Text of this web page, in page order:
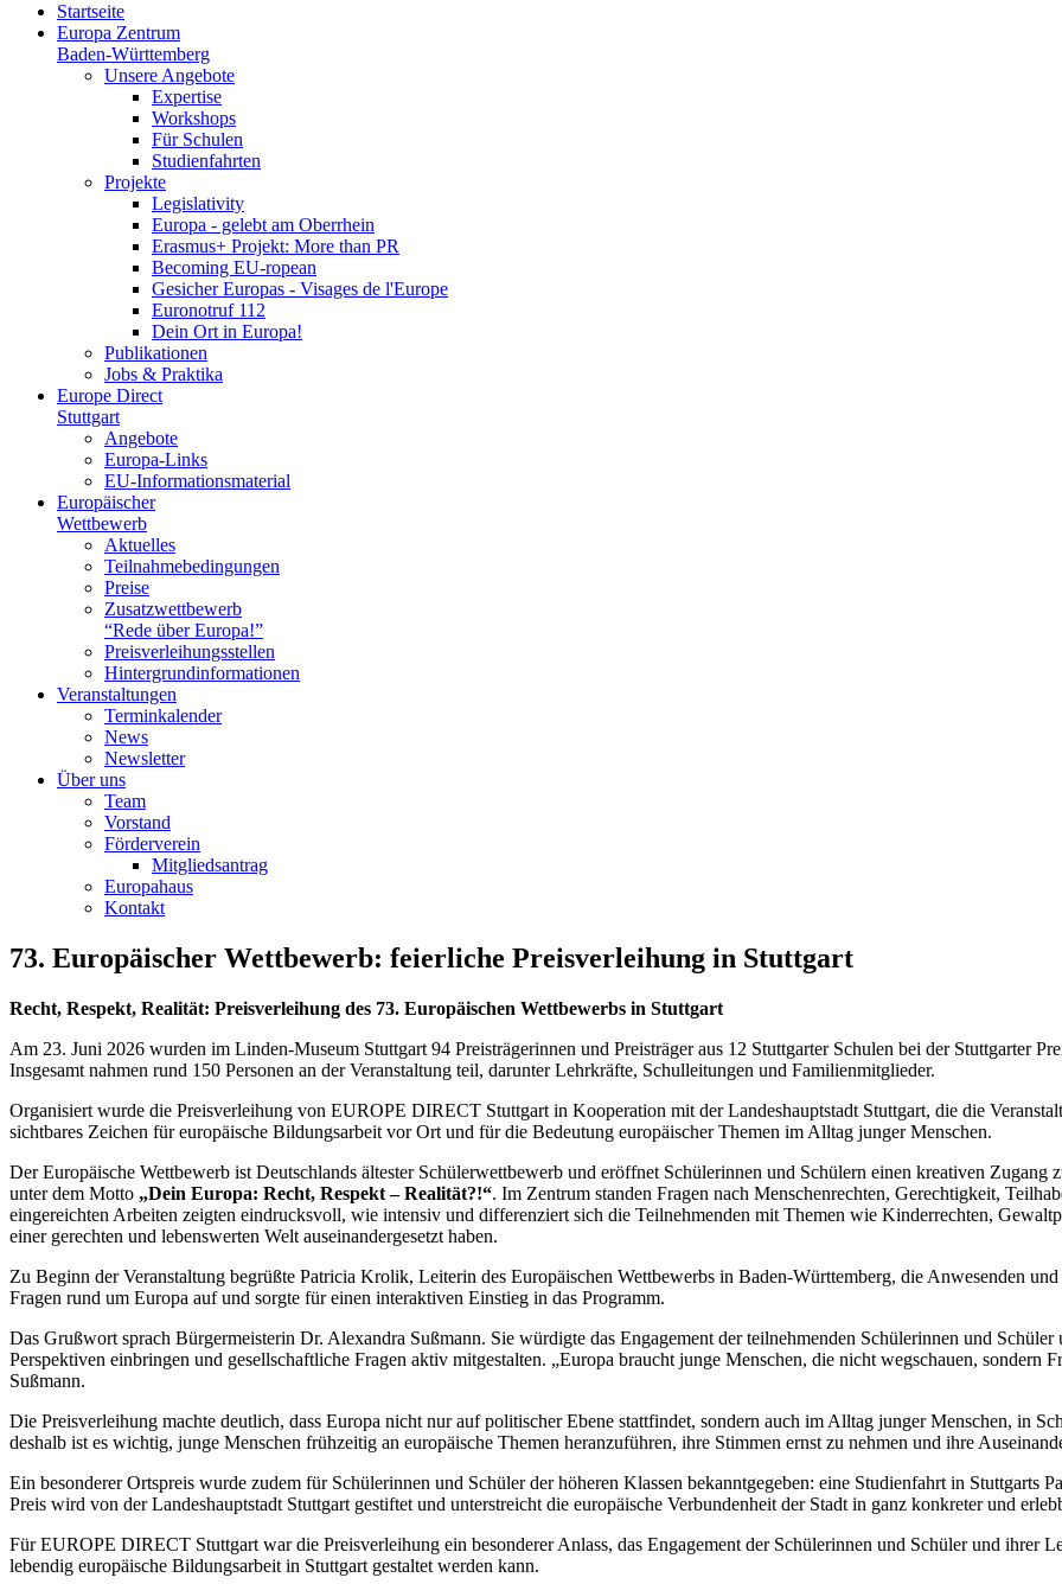
Startseite
Europa Zentrum
Baden-Württemberg
Unsere Angebote
Expertise
Workshops
Für Schulen
Studienfahrten
Projekte
Legislativity
Europa - gelebt am Oberrhein
Erasmus+ Projekt: More than PR
Becoming EU-ropean
Gesicher Europas - Visages de l'Europe
Euronotruf 112
Dein Ort in Europa!
Publikationen
Jobs & Praktika
Europe Direct
Stuttgart
Angebote
Europa-Links
EU-Informationsmaterial
Europäischer
Wettbewerb
Aktuelles
Teilnahme­bedingungen
Preise
Zusatzwettbewerb
“Rede über Europa!”
Preisverleihungsstellen
Hintergrundinformationen
Veranstaltungen
Terminkalender
News
Newsletter
Über uns
Team
Vorstand
Förderverein
Mitgliedsantrag
Europahaus
Kontakt
73. Europäischer Wettbewerb: feierliche Preisverleihung in Stuttgart
Recht, Respekt, Realität: Preisverleihung des 73. Europäischen Wettbewerbs in Stuttgart
Am 23. Juni 2026 wurden im Linden-Museum Stuttgart 94 Preisträgerinnen und Preisträger aus 12 Stuttgarter Schulen bei der Stuttgarter
Insgesamt nahmen rund 150 Personen an der Veranstaltung teil, darunter Lehrkräfte, Schulleitungen und Familienmitglieder.
Organisiert wurde die Preisverleihung von EUROPE DIRECT Stuttgart in Kooperation mit der Landeshauptstadt Stuttgart, die die
sichtbares Zeichen für europäische Bildungsarbeit vor Ort und für die Bedeutung europäischer Themen im Alltag junger Menschen.
Der Europäische Wettbewerb ist Deutschlands ältester Schülerwettbewerb und eröffnet Schülerinnen und Schülern einen kreativen
unter dem Motto „Dein Europa: Recht, Respekt – Realität?!“. Im Zentrum standen Fragen nach Menschenrechten, Gerechtigkeit,
eingereichten Arbeiten zeigten eindrucksvoll, wie intensiv und differenziert sich die Teilnehmenden mit Themen wie Kinderrechten,
einer gerechten und lebenswerten Welt auseinandergesetzt haben.
Zu Beginn der Veranstaltung begrüßte Patricia Krolik, Leiterin des Europäischen Wettbewerbs in Baden-Württemberg, die Anwesenden
Fragen rund um Europa auf und sorgte für einen interaktiven Einstieg in das Programm.
Das Grußwort sprach Bürgermeisterin Dr. Alexandra Sußmann. Sie würdigte das Engagement der teilnehmenden Schülerinnen und
Perspektiven einbringen und gesellschaftliche Fragen aktiv mitgestalten. „Europa braucht junge Menschen, die nicht wegschauen, sondern
Sußmann.
Die Preisverleihung machte deutlich, dass Europa nicht nur auf politischer Ebene stattfindet, sondern auch im Alltag junger Menschen, in
deshalb ist es wichtig, junge Menschen frühzeitig an europäische Themen heranzuführen, ihre Stimmen ernst zu nehmen und ihre
Ein besonderer Ortspreis wurde zudem für Schülerinnen und Schüler der höheren Klassen bekanntgegeben: eine Studienfahrt in Stuttgarts
Preis wird von der Landeshauptstadt Stuttgart gestiftet und unterstreicht die europäische Verbundenheit der Stadt in ganz konkreter und
Für EUROPE DIRECT Stuttgart war die Preisverleihung ein besonderer Anlass, das Engagement der Schülerinnen und Schüler und ihrer
lebendig europäische Bildungsarbeit in Stuttgart gestaltet werden kann.